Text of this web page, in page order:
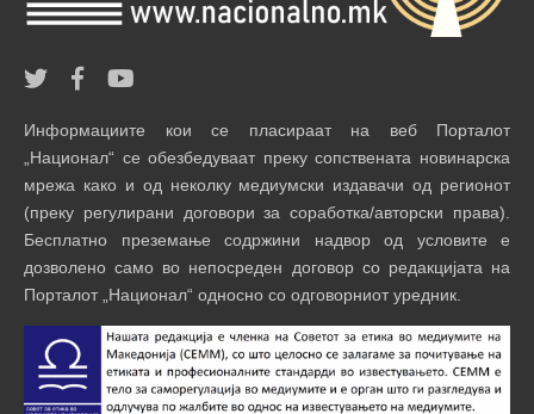
Информациите кои се пласираат на веб Порталот
„Национал“ се обезбедуваат преку сопствената новинарска
мрежа како и од неколку медиумски издавачи од регионот
(преку регулирани договори за соработка/авторски права).
Бесплатно преземање содржини надвор од условите е
дозволено само во непосреден договор со редакцијата на
Порталот „Национал“ односно со одговорниот уредник.